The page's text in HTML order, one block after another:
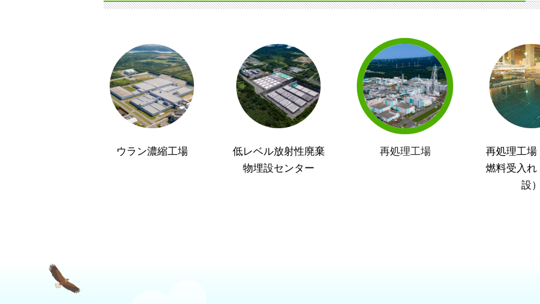
ウラン濃縮工場
低レベル放射性廃棄
物埋設センター
再処理工場
再処理工場
燃料受入れ
設